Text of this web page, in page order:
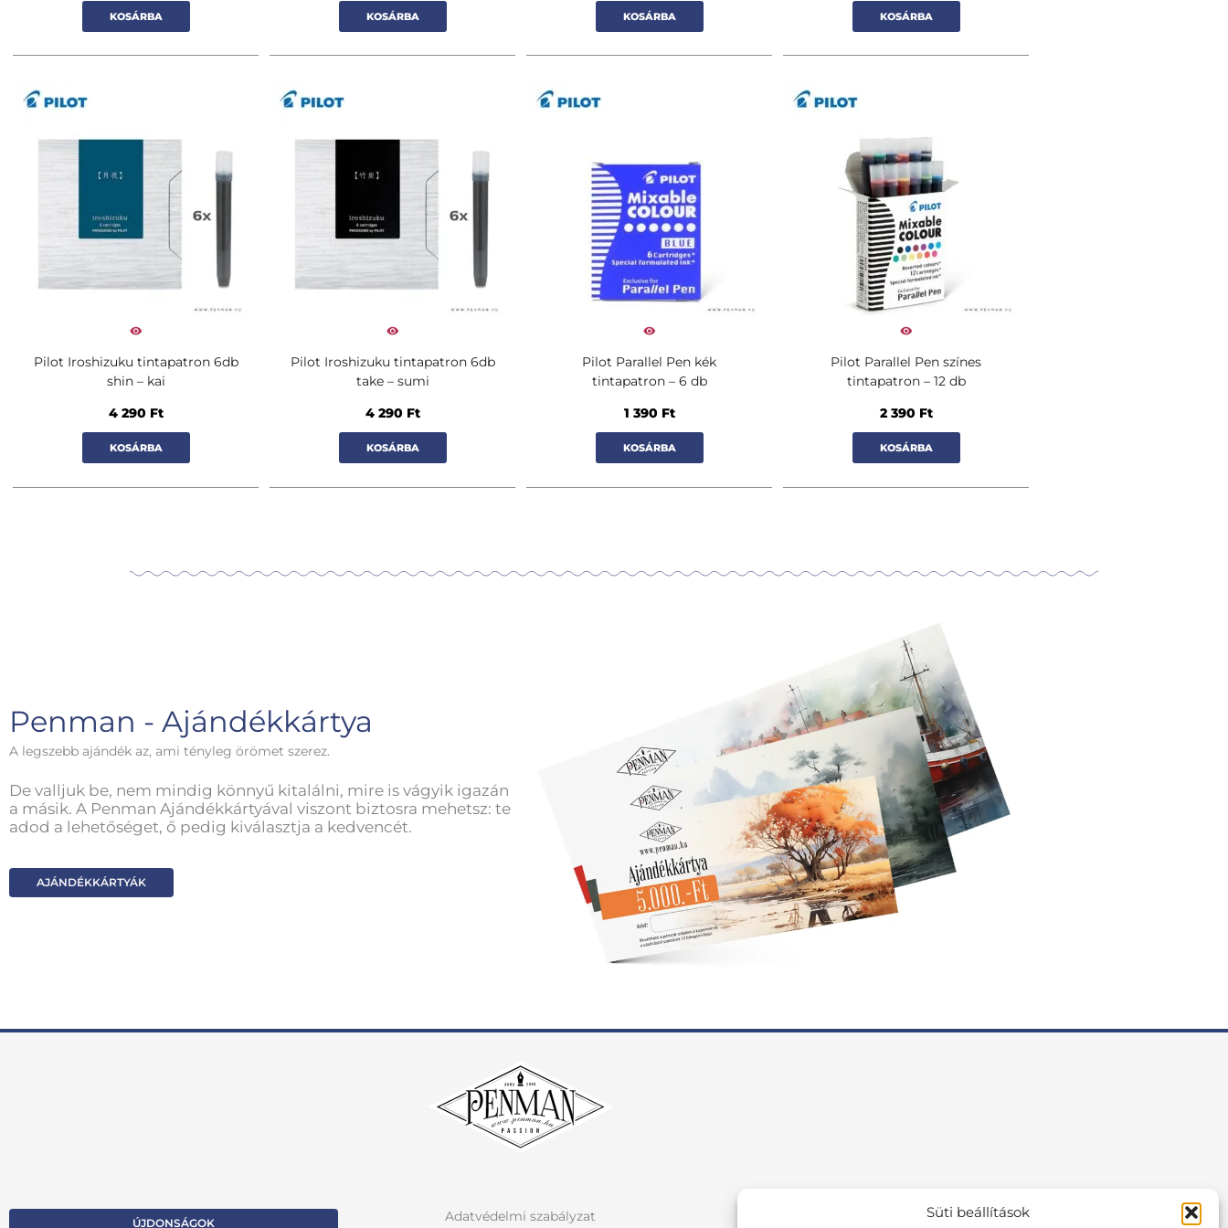
Süti beállítások
KOSÁRBA KOSÁRBA KOSÁRBA KOSÁRBA
Pilot Iroshizuku tintapatron 6db
shin – kai
4 290 Ft
KOSÁRBA
Pilot Iroshizuku tintapatron 6db
take – sumi
4 290 Ft
KOSÁRBA
Pilot Parallel Pen kék
tintapatron – 6 db
1 390 Ft
KOSÁRBA
Pilot Parallel Pen színes
tintapatron – 12 db
2 390 Ft
KOSÁRBA
Penman - Ajándékkártya
A legszebb ajándék az, ami tényleg örömet szerez.
De valljuk be, nem mindig könnyű kitalálni, mire is vágyik igazán
a másik. A Penman Ajándékkártyával viszont biztosra mehetsz: te
adod a lehetőséget, ő pedig kiválasztja a kedvencét.
AJÁNDÉKKÁRTYÁK
ÚJDONSÁGOK Adatvédelmi szabályzat
P